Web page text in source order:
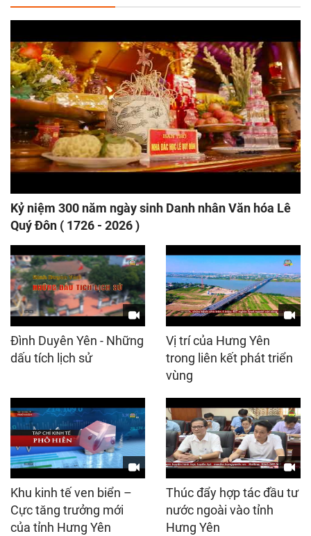
Kỷ niệm 300 năm ngày sinh Danh nhân Văn hóa Lê
Quý Đôn ( 1726 - 2026 )
Đình Duyên Yên - Những
dấu tích lịch sử
Vị trí của Hưng Yên
trong liên kết phát triển
vùng
Khu kinh tế ven biển –
Cực tăng trưởng mới
của tỉnh Hưng Yên
Thúc đẩy hợp tác đầu tư
nước ngoài vào tỉnh
Hưng Yên